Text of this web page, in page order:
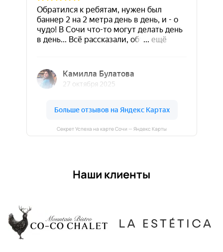
Секрет Успеха на карте Сочи — Яндекс Карты
Наши клиенты